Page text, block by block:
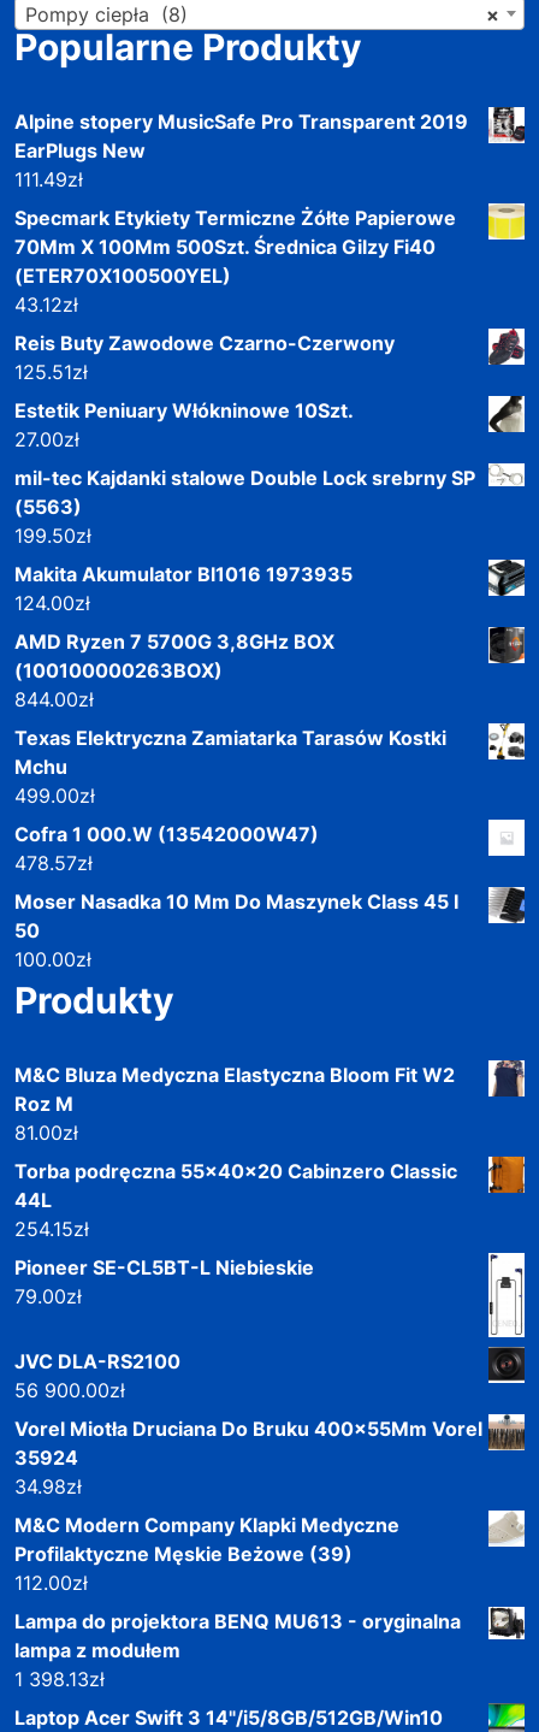
×
Pompy ciepła (8)
Popularne Produkty
Alpine stopery MusicSafe Pro Transparent 2019
EarPlugs New
111.49zł
Specmark Etykiety Termiczne Żółte Papierowe
70Mm X 100Mm 500Szt. Średnica Gilzy Fi40
(ETER70X100500YEL)
43.12zł
Reis Buty Zawodowe Czarno-Czerwony
125.51zł
Estetik Peniuary Włókninowe 10Szt.
27.00zł
mil-tec Kajdanki stalowe Double Lock srebrny SP
(5563)
199.50zł
Makita Akumulator Bl1016 1973935
124.00zł
AMD Ryzen 7 5700G 3,8GHz BOX
(100100000263BOX)
844.00zł
Texas Elektryczna Zamiatarka Tarasów Kostki
Mchu
499.00zł
Cofra 1 000.W (13542000W47)
478.57zł
Moser Nasadka 10 Mm Do Maszynek Class 45 I
50
100.00zł
Produkty
M&C Bluza Medyczna Elastyczna Bloom Fit W2
Roz M
81.00zł
Torba podręczna 55x40x20 Cabinzero Classic
44L
254.15zł
Pioneer SE-CL5BT-L Niebieskie
79.00zł
JVC DLA-RS2100
56 900.00zł
Vorel Miotła Druciana Do Bruku 400x55Mm Vorel
35924
34.98zł
M&C Modern Company Klapki Medyczne
Profilaktyczne Męskie Beżowe (39)
112.00zł
Lampa do projektora BENQ MU613 - oryginalna
lampa z modułem
1 398.13zł
Laptop Acer Swift 3 14"/i5/8GB/512GB/Win10